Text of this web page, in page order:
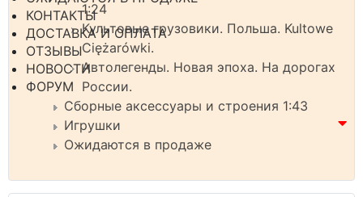
КОНТАКТЫ
ДОСТАВКА И ОПЛАТА
ОТЗЫВЫ
НОВОСТИ
ФОРУМ
1:24
Культовые грузовики. Польша. Kultowe
Ciężarówki.
Автолегенды. Новая эпоха. На дорогах
России.
Сборные аксессуары и строения 1:43
Игрушки
Ожидаются в продаже